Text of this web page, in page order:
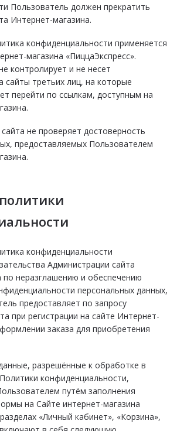
Пользователь должен прекратить
Интернет-магазина.
конфиденциальности применяется
магазина «ПиццаЭкспресс».
контролирует и не несет
сайты третьих лиц, на которые
перейти по ссылкам, доступным на
не проверяет достоверность
предоставляемых Пользователем
конфиденциальности
Администрации сайта
по неразглашению и обеспечению
персональных данных,
предоставляет по запросу
при регистрации на сайте Интернет-
заказа для приобретения
разрешённые к обработке в
конфиденциальности,
путём заполнения
на Сайте интернет-магазина
«Личный кабинет», «Корзина»,